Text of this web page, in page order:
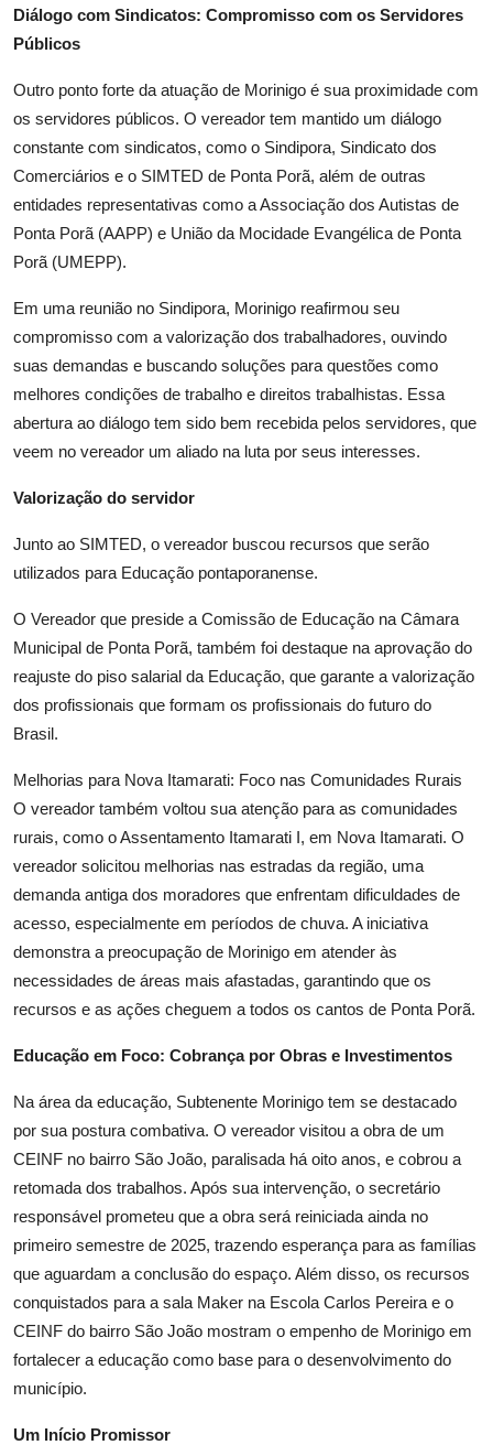
Diálogo com Sindicatos: Compromisso com os Servidores
Públicos
Outro ponto forte da atuação de Morinigo é sua proximidade com
os servidores públicos. O vereador tem mantido um diálogo
constante com sindicatos, como o Sindipora, Sindicato dos
Comerciários e o SIMTED de Ponta Porã, além de outras
entidades representativas como a Associação dos Autistas de
Ponta Porã (AAPP) e União da Mocidade Evangélica de Ponta
Porã (UMEPP).
Em uma reunião no Sindipora, Morinigo reafirmou seu
compromisso com a valorização dos trabalhadores, ouvindo
suas demandas e buscando soluções para questões como
melhores condições de trabalho e direitos trabalhistas. Essa
abertura ao diálogo tem sido bem recebida pelos servidores, que
veem no vereador um aliado na luta por seus interesses.
Valorização do servidor
Junto ao SIMTED, o vereador buscou recursos que serão
utilizados para Educação pontaporanense.
O Vereador que preside a Comissão de Educação na Câmara
Municipal de Ponta Porã, também foi destaque na aprovação do
reajuste do piso salarial da Educação, que garante a valorização
dos profissionais que formam os profissionais do futuro do
Brasil.
Melhorias para Nova Itamarati: Foco nas Comunidades Rurais
O vereador também voltou sua atenção para as comunidades
rurais, como o Assentamento Itamarati I, em Nova Itamarati. O
vereador solicitou melhorias nas estradas da região, uma
demanda antiga dos moradores que enfrentam dificuldades de
acesso, especialmente em períodos de chuva. A iniciativa
demonstra a preocupação de Morinigo em atender às
necessidades de áreas mais afastadas, garantindo que os
recursos e as ações cheguem a todos os cantos de Ponta Porã.
Educação em Foco: Cobrança por Obras e Investimentos
Na área da educação, Subtenente Morinigo tem se destacado
por sua postura combativa. O vereador visitou a obra de um
CEINF no bairro São João, paralisada há oito anos, e cobrou a
retomada dos trabalhos. Após sua intervenção, o secretário
responsável prometeu que a obra será reiniciada ainda no
primeiro semestre de 2025, trazendo esperança para as famílias
que aguardam a conclusão do espaço. Além disso, os recursos
conquistados para a sala Maker na Escola Carlos Pereira e o
CEINF do bairro São João mostram o empenho de Morinigo em
fortalecer a educação como base para o desenvolvimento do
município.
Um Início Promissor